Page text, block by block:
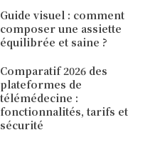
Guide visuel : comment
composer une assiette
équilibrée et saine ?
Comparatif 2026 des
plateformes de
télémédecine :
fonctionnalités, tarifs et
sécurité